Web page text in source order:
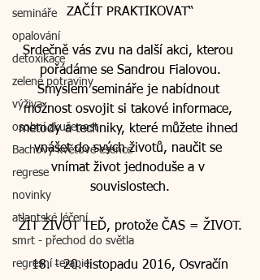
semináře
opalování
detoxikace
zelené potraviny
výživa
osobní zkušenost
Bachovy květové esence
regrese
novinky
atlantské léčení
smrt - přechod do světla
regresní terapie
ZAČÍT PRAKTIKOVAT“
Srdečně vás zvu na další akci, kterou
pořádáme se Sandrou Fialovou.
Smyslem semináře je nabídnout
možnost osvojit si takové informace,
metody a techniky, které můžete ihned
vnášet do svých životů, naučit se
vnímat život jednoduše a v
souvislostech.
ŽÍT ŽIVOT TEĎ, protože ČAS = ŽIVOT.
18. - 20. listopadu 2016, Osvračín